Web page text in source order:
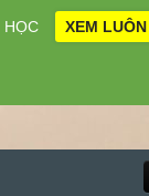
HỌC XEM LUÔN